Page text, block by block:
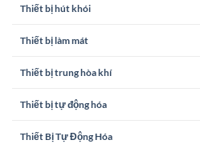
Thiết bị hút khói
Thiết bị làm mát
Thiết bị trung hòa khí
Thiết bị tự động hóa
Thiết Bị Tự Động Hóa